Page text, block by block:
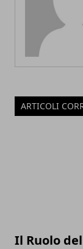
ARTICOLI
Il Ruolo